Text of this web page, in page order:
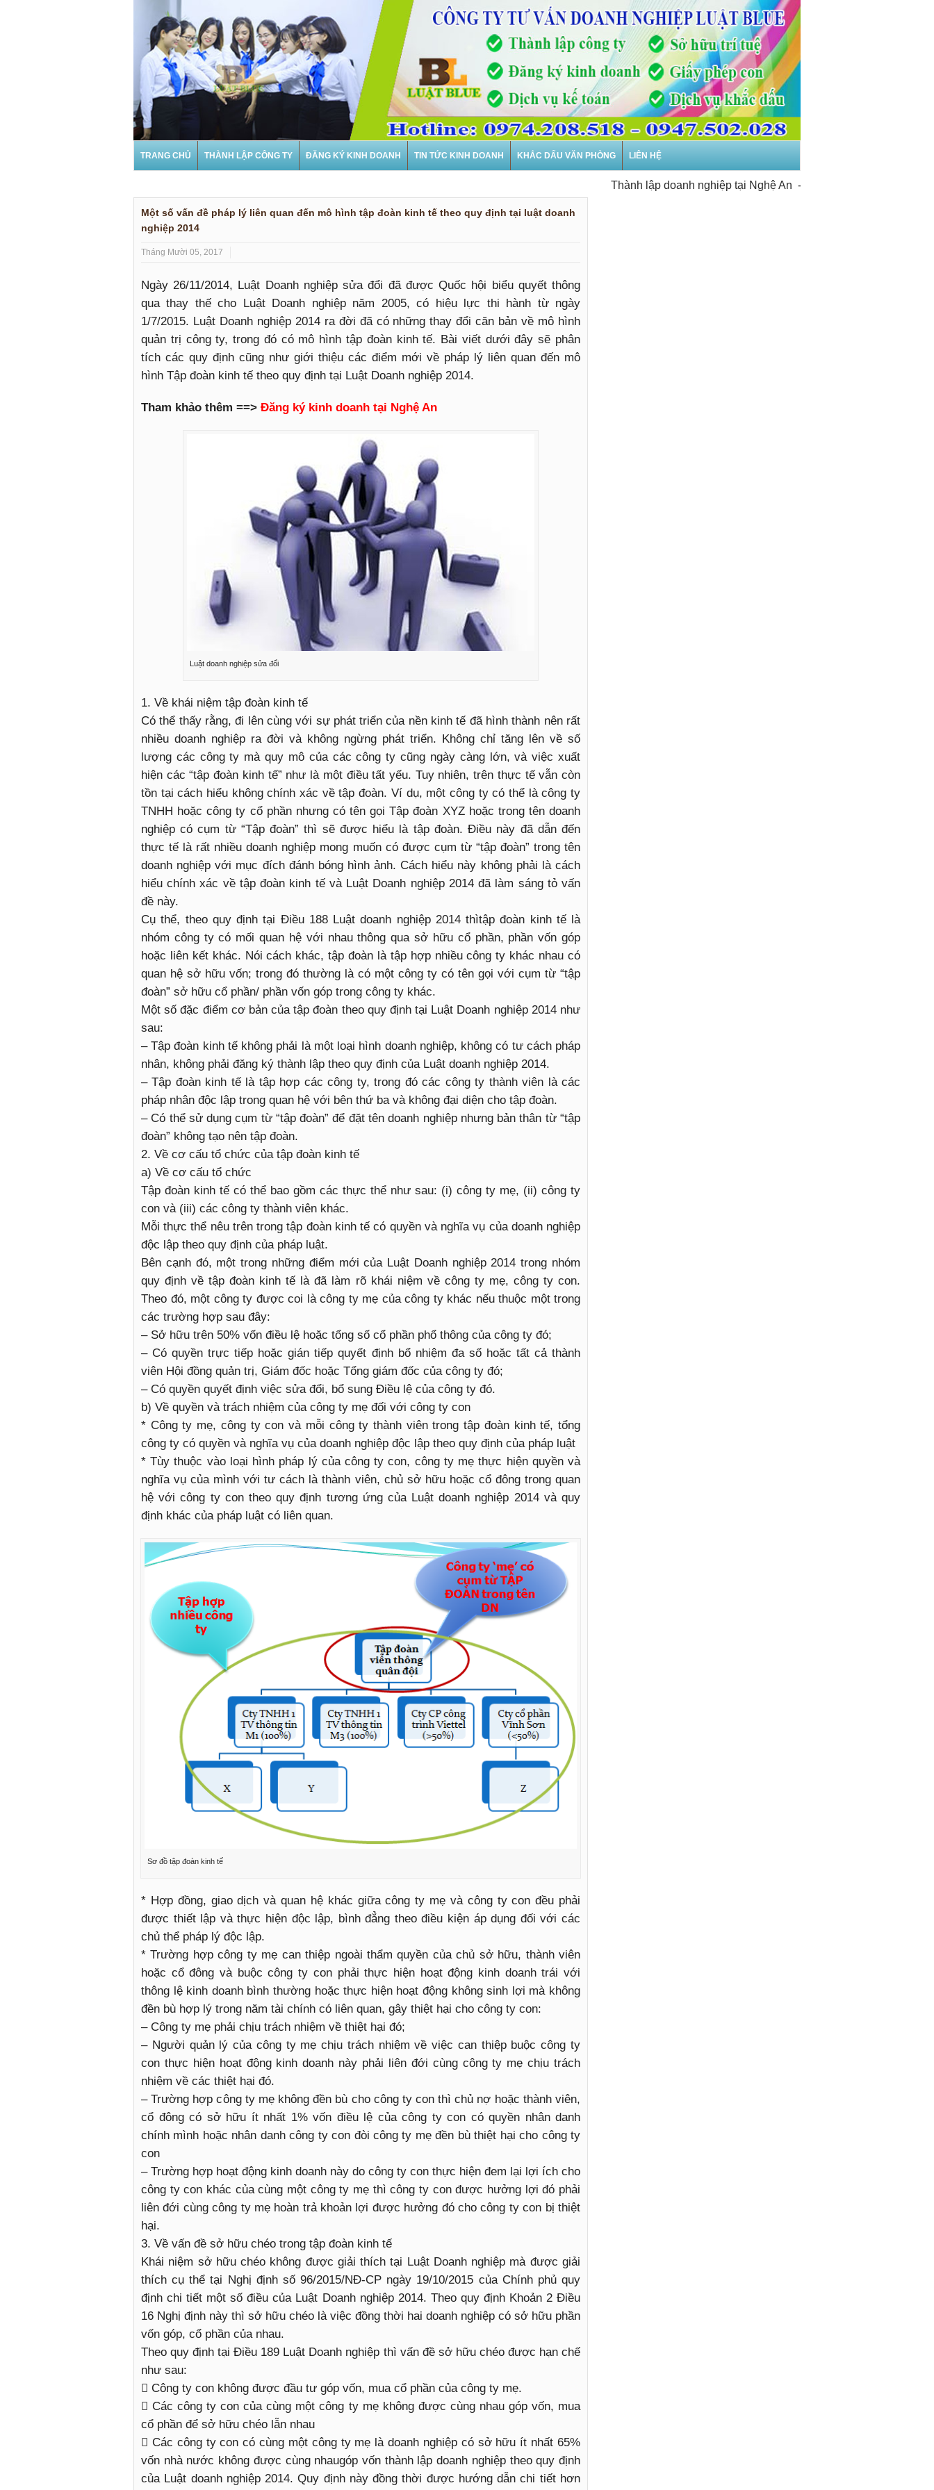
TRANG CHỦ THÀNH LẬP CÔNG TY ĐĂNG KÝ KINH DOANH TIN TỨC KINH DOANH KHẮC DẤU VĂN PHÒNG LIÊN HỆ
Thành lập doanh nghiệp tại Nghệ An- Dịch vụ thành lập doanh
Một số vấn đề pháp lý liên quan đến mô hình tập đoàn kinh tế theo quy định tại luật doanh
nghiệp 2014
Tháng Mười 05, 2017
Ngày 26/11/2014, Luật Doanh nghiệp sửa đổi đã được Quốc hội biểu quyết thông
qua thay thế cho Luật Doanh nghiệp năm 2005, có hiệu lực thi hành từ ngày
1/7/2015. Luật Doanh nghiệp 2014 ra đời đã có những thay đổi căn bản về mô hình
quản trị công ty, trong đó có mô hình tập đoàn kinh tế. Bài viết dưới đây sẽ phân
tích các quy định cũng như giới thiệu các điểm mới về pháp lý liên quan đến mô
hình Tập đoàn kinh tế theo quy định tại Luật Doanh nghiệp 2014.
Tham khảo thêm ==> Đăng ký kinh doanh tại Nghệ An
Luật doanh nghiệp sửa đổi
1. Về khái niệm tập đoàn kinh tế
Có thể thấy rằng, đi lên cùng với sự phát triển của nền kinh tế đã hình thành nên rất
nhiều doanh nghiệp ra đời và không ngừng phát triển. Không chỉ tăng lên về số
lượng các công ty mà quy mô của các công ty cũng ngày càng lớn, và việc xuất
hiện các “tập đoàn kinh tế” như là một điều tất yếu. Tuy nhiên, trên thực tế vẫn còn
tồn tại cách hiểu không chính xác về tập đoàn. Ví dụ, một công ty có thể là công ty
TNHH hoặc công ty cổ phần nhưng có tên gọi Tập đoàn XYZ hoặc trong tên doanh
nghiệp có cụm từ “Tập đoàn” thì sẽ được hiểu là tập đoàn. Điều này đã dẫn đến
thực tế là rất nhiều doanh nghiệp mong muốn có được cụm từ “tập đoàn” trong tên
doanh nghiệp với mục đích đánh bóng hình ảnh. Cách hiểu này không phải là cách
hiểu chính xác về tập đoàn kinh tế và Luật Doanh nghiệp 2014 đã làm sáng tỏ vấn
đề này.
Cụ thể, theo quy định tại Điều 188 Luật doanh nghiệp 2014 thìtập đoàn kinh tế là
nhóm công ty có mối quan hệ với nhau thông qua sở hữu cổ phần, phần vốn góp
hoặc liên kết khác. Nói cách khác, tập đoàn là tập hợp nhiều công ty khác nhau có
quan hệ sở hữu vốn; trong đó thường là có một công ty có tên gọi với cụm từ “tập
đoàn” sở hữu cổ phần/ phần vốn góp trong công ty khác.
Một số đặc điểm cơ bản của tập đoàn theo quy định tại Luật Doanh nghiệp 2014 như
sau:
– Tập đoàn kinh tế không phải là một loại hình doanh nghiệp, không có tư cách pháp
nhân, không phải đăng ký thành lập theo quy định của Luật doanh nghiệp 2014.
– Tập đoàn kinh tế là tập hợp các công ty, trong đó các công ty thành viên là các
pháp nhân độc lập trong quan hệ với bên thứ ba và không đại diện cho tập đoàn.
– Có thể sử dụng cụm từ “tập đoàn” để đặt tên doanh nghiệp nhưng bản thân từ “tập
đoàn” không tạo nên tập đoàn.
2. Về cơ cấu tổ chức của tập đoàn kinh tế
a) Về cơ cấu tổ chức
Tập đoàn kinh tế có thể bao gồm các thực thể như sau: (i) công ty mẹ, (ii) công ty
con và (iii) các công ty thành viên khác.
Mỗi thực thể nêu trên trong tập đoàn kinh tế có quyền và nghĩa vụ của doanh nghiệp
độc lập theo quy định của pháp luật.
Bên cạnh đó, một trong những điểm mới của Luật Doanh nghiệp 2014 trong nhóm
quy định về tập đoàn kinh tế là đã làm rõ khái niệm về công ty mẹ, công ty con.
Theo đó, một công ty được coi là công ty mẹ của công ty khác nếu thuộc một trong
các trường hợp sau đây:
– Sở hữu trên 50% vốn điều lệ hoặc tổng số cổ phần phổ thông của công ty đó;
– Có quyền trực tiếp hoặc gián tiếp quyết định bổ nhiệm đa số hoặc tất cả thành
viên Hội đồng quản trị, Giám đốc hoặc Tổng giám đốc của công ty đó;
– Có quyền quyết định việc sửa đổi, bổ sung Điều lệ của công ty đó.
b) Về quyền và trách nhiệm của công ty mẹ đối với công ty con
* Công ty mẹ, công ty con và mỗi công ty thành viên trong tập đoàn kinh tế, tổng
công ty có quyền và nghĩa vụ của doanh nghiệp độc lập theo quy định của pháp luật
* Tùy thuộc vào loại hình pháp lý của công ty con, công ty mẹ thực hiện quyền và
nghĩa vụ của mình với tư cách là thành viên, chủ sở hữu hoặc cổ đông trong quan
hệ với công ty con theo quy định tương ứng của Luật doanh nghiệp 2014 và quy
định khác của pháp luật có liên quan.
Sơ đồ tập đoàn kinh tế
* Hợp đồng, giao dịch và quan hệ khác giữa công ty mẹ và công ty con đều phải
được thiết lập và thực hiện độc lập, bình đẳng theo điều kiện áp dụng đối với các
chủ thể pháp lý độc lập.
* Trường hợp công ty mẹ can thiệp ngoài thẩm quyền của chủ sở hữu, thành viên
hoặc cổ đông và buộc công ty con phải thực hiện hoạt động kinh doanh trái với
thông lệ kinh doanh bình thường hoặc thực hiện hoạt động không sinh lợi mà không
đền bù hợp lý trong năm tài chính có liên quan, gây thiệt hại cho công ty con:
– Công ty mẹ phải chịu trách nhiệm về thiệt hại đó;
– Người quản lý của công ty mẹ chịu trách nhiệm về việc can thiệp buộc công ty
con thực hiện hoạt động kinh doanh này phải liên đới cùng công ty mẹ chịu trách
nhiệm về các thiệt hại đó.
– Trường hợp công ty mẹ không đền bù cho công ty con thì chủ nợ hoặc thành viên,
cổ đông có sở hữu ít nhất 1% vốn điều lệ của công ty con có quyền nhân danh
chính mình hoặc nhân danh công ty con đòi công ty mẹ đền bù thiệt hại cho công ty
con
– Trường hợp hoạt động kinh doanh này do công ty con thực hiện đem lại lợi ích cho
công ty con khác của cùng một công ty mẹ thì công ty con được hưởng lợi đó phải
liên đới cùng công ty mẹ hoàn trả khoản lợi được hưởng đó cho công ty con bị thiệt
hại.
3. Về vấn đề sở hữu chéo trong tập đoàn kinh tế
Khái niệm sở hữu chéo không được giải thích tại Luật Doanh nghiệp mà được giải
thích cụ thể tại Nghị định số 96/2015/NĐ-CP ngày 19/10/2015 của Chính phủ quy
định chi tiết một số điều của Luật Doanh nghiệp 2014. Theo quy định Khoản 2 Điều
16 Nghị định này thì sở hữu chéo là việc đồng thời hai doanh nghiệp có sở hữu phần
vốn góp, cổ phần của nhau.
Theo quy định tại Điều 189 Luật Doanh nghiệp thì vấn đề sở hữu chéo được hạn chế
như sau:
 Công ty con không được đầu tư góp vốn, mua cổ phần của công ty mẹ.
 Các công ty con của cùng một công ty mẹ không được cùng nhau góp vốn, mua
cổ phần để sở hữu chéo lẫn nhau
 Các công ty con có cùng một công ty mẹ là doanh nghiệp có sở hữu ít nhất 65%
vốn nhà nước không được cùng nhaugóp vốn thành lập doanh nghiệp theo quy định
của Luật doanh nghiệp 2014. Quy định này đồng thời được hướng dẫn chi tiết hơn